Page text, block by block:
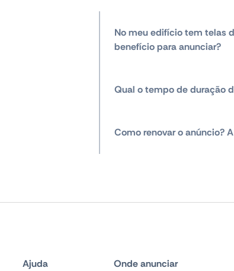
No meu edifício tem telas
benefício para anunciar?
Qual o tempo de duração
Como renovar o anúncio?
Ajuda Onde anunciar